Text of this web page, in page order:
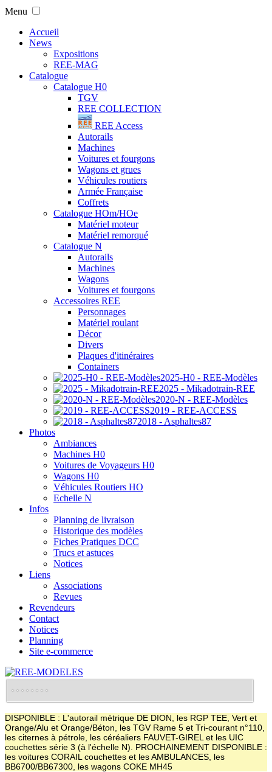
Menu
Accueil
News
Expositions
REE-MAG
Catalogue
Catalogue H0
TGV
REE COLLECTION
REE Access
Autorails
Machines
Voitures et fourgons
Wagons et grues
Véhicules routiers
Armée Française
Coffrets
Catalogue HOm/HOe
Matériel moteur
Matériel remorqué
Catalogue N
Autorails
Machines
Wagons
Voitures et fourgons
Accessoires REE
Personnages
Matériel roulant
Décor
Divers
Plaques d'itinéraires
Containers
2025-H0 - REE-Modèles
2025 - Mikadotrain-REE
2020-N - REE-Modèles
2019 - REE-ACCESS
2018 - Asphaltes87
Photos
Ambiances
Machines H0
Voitures de Voyageurs H0
Wagons H0
Véhicules Routiers HO
Echelle N
Infos
Planning de livraison
Historique des modèles
Fiches Pratiques DCC
Trucs et astuces
Notices
Liens
Associations
Revues
Revendeurs
Contact
Notices
Planning
Site e-commerce
DISPONIBLE : L'autorail métrique DE DION, les RGP TEE, Vert et
Orange/Alu et Orange/Béton, les TGV Rame 5 et Tri-courant n°110,
les citernes à pétrole, les céréaliers FAUVET-GIREL et les UIC
couchettes série 3 (à l'échelle N). PROCHAINEMENT DISPONIBLE :
les voitures CORAIL couchettes et les AMBULANCES, les
BB6700/BB67300, les wagons COKE MH45